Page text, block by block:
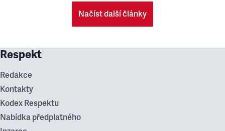
Načíst další články
Respekt
Redakce
Kontakty
Kodex Respektu
Nabídka předplatného